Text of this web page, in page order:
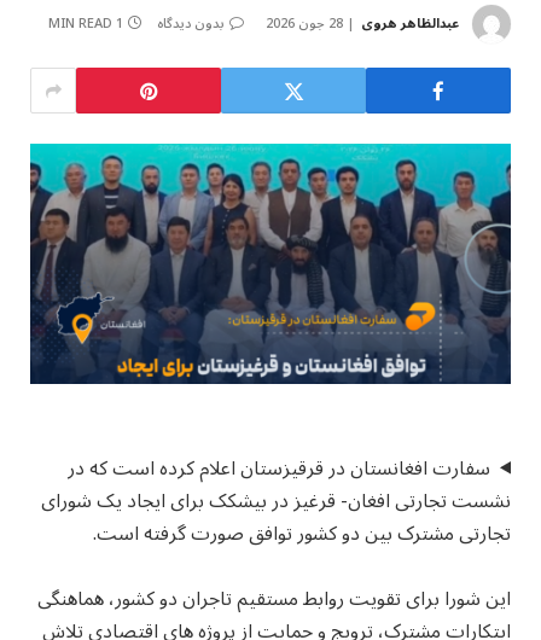
عبدالظاهر هروی 28 جون 2026 بدون دیدگاه 1 MIN READ
سفارت افغانستان در قرقیزستان اعلام کرده است که در
نشست تجارتی افغان- قرغیز در بیشکک برای ایجاد یک شورای
تجارتی مشترک بین دو کشور توافق صورت گرفته است.
این شورا برای تقویت روابط مستقیم تاجران دو کشور، هماهنگی
ابتکارات مشترک، ترویج و حمایت از پروژه های اقتصادی تلاش